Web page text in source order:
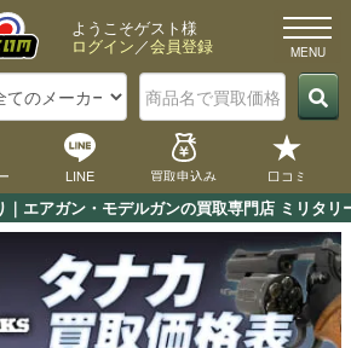
エアガン・モデルガンの買取専門店 ミリタリ
ようこそゲスト様
ログイン／会員登録
LINE 買取申込み 口コミ